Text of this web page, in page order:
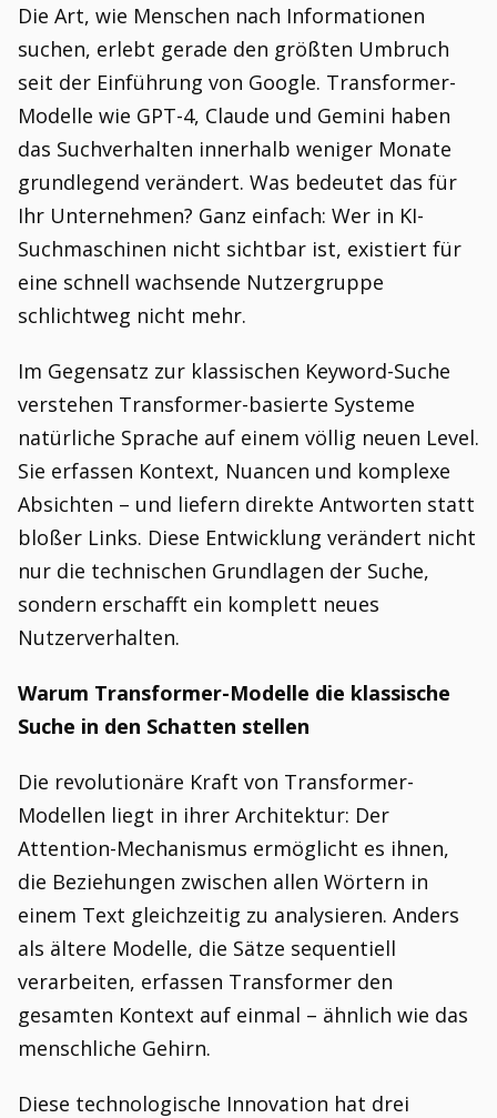
Die Art, wie Menschen nach Informationen
suchen, erlebt gerade den größten Umbruch
seit der Einführung von Google. Transformer-
Modelle wie GPT-4, Claude und Gemini haben
das Suchverhalten innerhalb weniger Monate
grundlegend verändert. Was bedeutet das für
Ihr Unternehmen? Ganz einfach: Wer in KI-
Suchmaschinen nicht sichtbar ist, existiert für
eine schnell wachsende Nutzergruppe
schlichtweg nicht mehr.
Im Gegensatz zur klassischen Keyword-Suche
verstehen Transformer-basierte Systeme
natürliche Sprache auf einem völlig neuen Level.
Sie erfassen Kontext, Nuancen und komplexe
Absichten – und liefern direkte Antworten statt
bloßer Links. Diese Entwicklung verändert nicht
nur die technischen Grundlagen der Suche,
sondern erschafft ein komplett neues
Nutzerverhalten.
Warum Transformer-Modelle die klassische
Suche in den Schatten stellen
Die revolutionäre Kraft von Transformer-
Modellen liegt in ihrer Architektur: Der
Attention-Mechanismus ermöglicht es ihnen,
die Beziehungen zwischen allen Wörtern in
einem Text gleichzeitig zu analysieren. Anders
als ältere Modelle, die Sätze sequentiell
verarbeiten, erfassen Transformer den
gesamten Kontext auf einmal – ähnlich wie das
menschliche Gehirn.
Diese technologische Innovation hat drei